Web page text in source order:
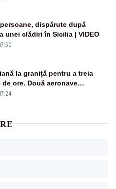
dispărute după
unei clădiri în Sicilia | VIDEO
la graniță pentru a treia
de ore. Două aeronave
britanice au fost ridicate de la